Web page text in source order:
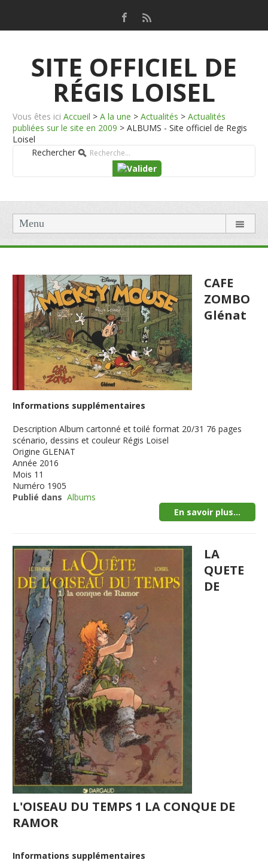
SITE OFFICIEL DE
RÉGIS LOISEL
Vous êtes ici Accueil > A la une > Actualités > Actualités
publiées sur le site en 2009 > ALBUMS - Site officiel de Regis
Loisel
Rechercher
Menu
CAFE
ZOMBO
Glénat
Informations supplémentaires
Description Album cartonné et toilé format 20/31 76 pages
scénario, dessins et couleur Régis Loisel
Origine GLENAT
Année 2016
Mois 11
Numéro 1905
Publié dans Albums
En savoir plus...
LA
QUETE
DE
L'OISEAU DU TEMPS 1 LA CONQUE DE
RAMOR
Informations supplémentaires